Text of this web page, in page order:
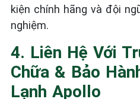
kiện chính hãng và đội
nghiệm.
4. Liên Hệ Với
Chữa & Bảo
Lạnh Apollo